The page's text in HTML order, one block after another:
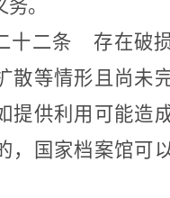
。
十二条 存在破
散等情形且尚未
提供利用可能造
，国家档案馆可